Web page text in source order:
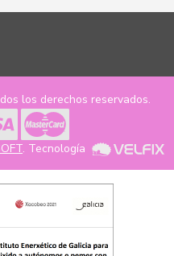
los derechos reservados.
. Tecnología